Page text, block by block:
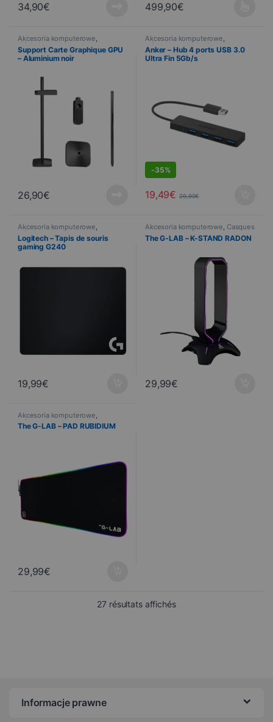
34,90€ 499,90€
Ce produit a plusieurs
Akcesoria komputerowe,
Informatyka
Support Carte Graphique GPU
– Aluminium noir
26,90€
Akcesoria komputerowe,
Informatyka , PROMOTIONS
Anker – Hub 4 ports USB 3.0
Ultra Fin 5Gb/s
-35%
19,49€ 29,90€
Akcesoria komputerowe,
Informatyka,Urządzenia
peryferyjne ,Tapis
Logitech – Tapis de souris
gaming G240
19,99€
Akcesoria komputerowe, Casques
gaming, Gry Informatyka
The G-LAB – K-STAND RADON
29,99€
Akcesoria komputerowe
Informatyka Urządzenia
peryferyjne,Tapis
The G-LAB – PAD RUBIDIUM
29,99€
27 résultats affichésTrié du plus récent au
Informacje prawne